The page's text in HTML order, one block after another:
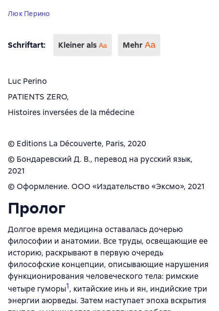
Люк Перино
Schriftart: Kleiner als Aa Mehr Аа
Luc Perino
PATIENTS ZERO,
Histoires inversées de la médecine
© Editions La Découverte, Paris, 2020
© Бондаревский Д. В., перевод на русский язык,
2021
© Оформление. ООО «Издательство «Эксмо», 2021
Пролог
Долгое время медицина оставалась дочерью
философии и анатомии. Все труды, освещающие ее
историю, раскрывают в первую очередь
философские концепции, описывающие нарушения
функционирования человеческого тела: римские
четыре гуморы1, китайские инь и ян, индийские три
энергии аюрведы. Затем наступает эпоха вскрытия